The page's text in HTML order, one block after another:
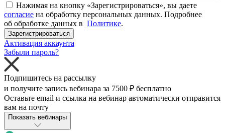
Нажимая на кнопку «Зарегистрироваться», вы даете
согласие на обработку персональных данных. Подробнее
об обработке данных в Политике.
Зарегистрироваться
Активация аккаунта
Забыли пароль?
Подпишитесь на рассылку
и получите запись вебинара за 7500 ₽ бесплатно
Оставьте email и ссылка на вебинар автоматически отправится
вам на почту
Показать вебинары